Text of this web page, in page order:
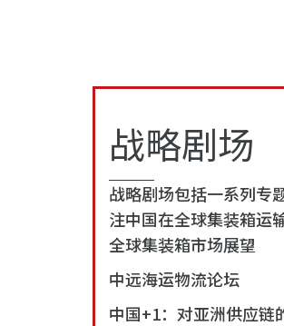
战略剧场
战略剧场包括一系列专
注中国在全球集装箱运
全球集装箱市场展望
中远海运物流论坛
中国+1：对亚洲供应链